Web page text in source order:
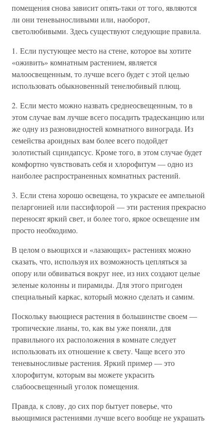
помещения снова зависит опять-таки от того, являются
ли они теневыносливыми или, наоборот,
светолюбивыми. Здесь существуют следующие правила.
1. Если пустующее место на стене, которое вы хотите
«оживить» комнатным растением, является
малоосвещенным, то лучше всего будет с этой целью
использовать обыкновенный тенелюбивый плющ.
2. Если место можно назвать среднеосвещенным, то в
этом случае вам лучше всего посадить традесканцию или
же одну из разновидностей комнатного винограда. Из
семейства ароидных вам более всего подойдет
золотистый сциндапсус. Кроме того, в этом случае будет
комфортно чувствовать себя и хлорофитум — одно из
наиболее распространенных комнатных растений.
3. Если стена хорошо освещена, то украсьте ее ампельной
пеларгонией или пассифлорой — эти растения прекрасно
переносят яркий свет, и более того, яркое освещение им
просто необходимо.
В целом о вьющихся и «лазающих» растениях можно
сказать, что, используя их возможность цепляться за
опору или обвиваться вокруг нее, из них создают целые
зеленые колонны и пирамиды. Для этого пригоден
специальный каркас, который можно сделать и самим.
Поскольку вьющиеся растения в большинстве своем —
тропические лианы, то, как вы уже поняли, для
правильного их расположения в комнате следует
использовать их отношение к свету. Чаще всего это
теневыносливые растения. Яркий пример — это
хлорофитум, которым вы можете украсить
слабоосвещенный уголок помещения.
Правда, к слову, до сих пор бытует поверье, что
вьющимися растениями лучше всего вообще не украшать